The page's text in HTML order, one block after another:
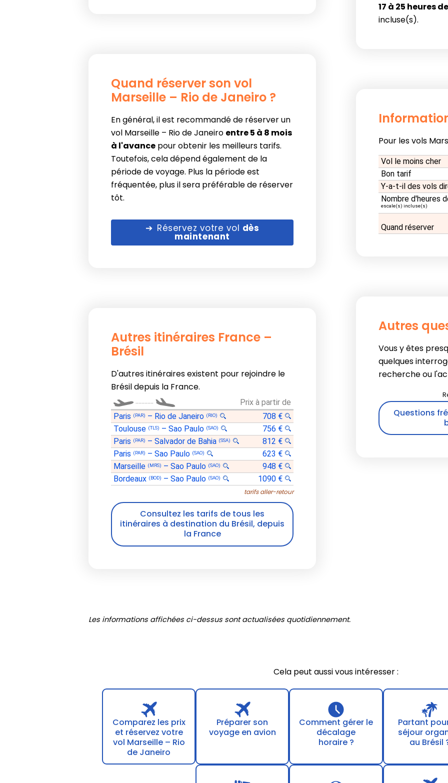
17 à 25 heures
incluse(s).
Quand réserver son vol
Marseille – Rio de Janeiro ?
En général, il est recommandé de réserver un
vol Marseille – Rio de Janeiro entre 5 à 8 mois
à l'avance pour obtenir les meilleurs tarifs.
Toutefois, cela dépend également de la
période de voyage. Plus la période est
fréquentée, plus il sera préférable de réserver
tôt.
Réservez votre vol dès
maintenant
Pour les vols
Vol le moins cher
Bon tarif
Y-a-t-il des vols
Nombre d'heures
escale(s) incluse(s)
Quand réserver
Autres
Vous y êtes
quelques
recherche ou
Questions
Autres itinéraires France –
Brésil
D'autres itinéraires existent pour rejoindre le
Brésil depuis la France.
Prix à partir de
Paris (PAR) – Rio de Janeiro (RIO)
708 €
Toulouse (TLS) – Sao Paulo (SAO)
756 €
Paris (PAR) – Salvador de Bahia (SSA)
812 €
Paris (PAR) – Sao Paulo (SAO)
623 €
Marseille (MRS) – Sao Paulo (SAO)
948 €
Bordeaux (BOD) – Sao Paulo (SAO) 1090 €
tarifs aller-retour
Consultez les tarifs de tous les
itinéraires à destination du Brésil, depuis
la France
Les informations affichées ci-dessus sont actualisées quotidiennement.
Cela peut aussi vous intéresser :
Comparez les prix
et réservez votre
vol Marseille – Rio
de Janeiro
Préparer son
voyage en avion
Comment gérer le
décalage
horaire ?
Partant
séjour
au Brésil